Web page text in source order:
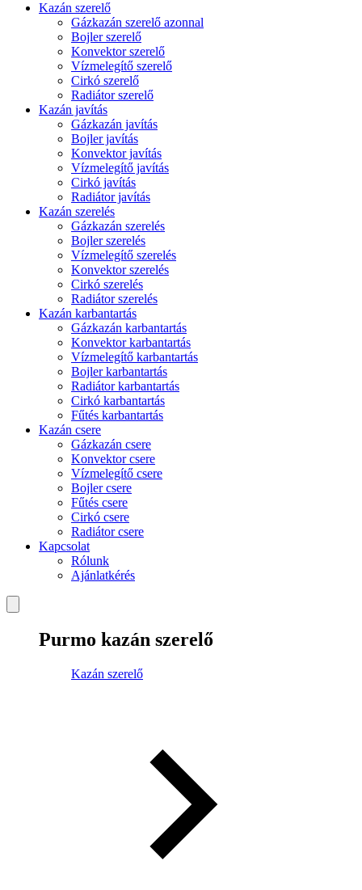
Kazán szerelő
Gázkazán szerelő azonnal
Bojler szerelő
Konvektor szerelő
Vízmelegítő szerelő
Cirkó szerelő
Radiátor szerelő
Kazán javítás
Gázkazán javítás
Bojler javítás
Konvektor javítás
Vízmelegítő javítás
Cirkó javítás
Radiátor javítás
Kazán szerelés
Gázkazán szerelés
Bojler szerelés
Vízmelegítő szerelés
Konvektor szerelés
Cirkó szerelés
Radiátor szerelés
Kazán karbantartás
Gázkazán karbantartás
Konvektor karbantartás
Vízmelegítő karbantartás
Bojler karbantartás
Radiátor karbantartás
Cirkó karbantartás
Fűtés karbantartás
Kazán csere
Gázkazán csere
Konvektor csere
Vízmelegítő csere
Bojler csere
Fűtés csere
Cirkó csere
Radiátor csere
Kapcsolat
Rólunk
Ajánlatkérés
Purmo kazán szerelő
Kazán szerelő